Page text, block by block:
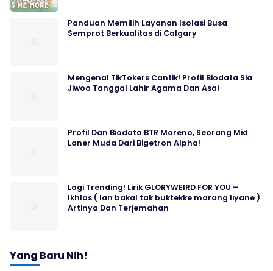
Panduan Memilih Layanan Isolasi Busa
Semprot Berkualitas di Calgary
Mengenal TikTokers Cantik! Profil Biodata Sia
Jiwoo Tanggal Lahir Agama Dan Asal
Profil Dan Biodata BTR Moreno, Seorang Mid
Laner Muda Dari Bigetron Alpha!
Lagi Trending! Lirik GLORYWEIRD FOR YOU –
Ikhlas ( lan bakal tak buktekke marang liyane )
Artinya Dan Terjemahan
Yang Baru Nih!